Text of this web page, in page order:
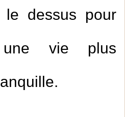
dessus pour
vie plus